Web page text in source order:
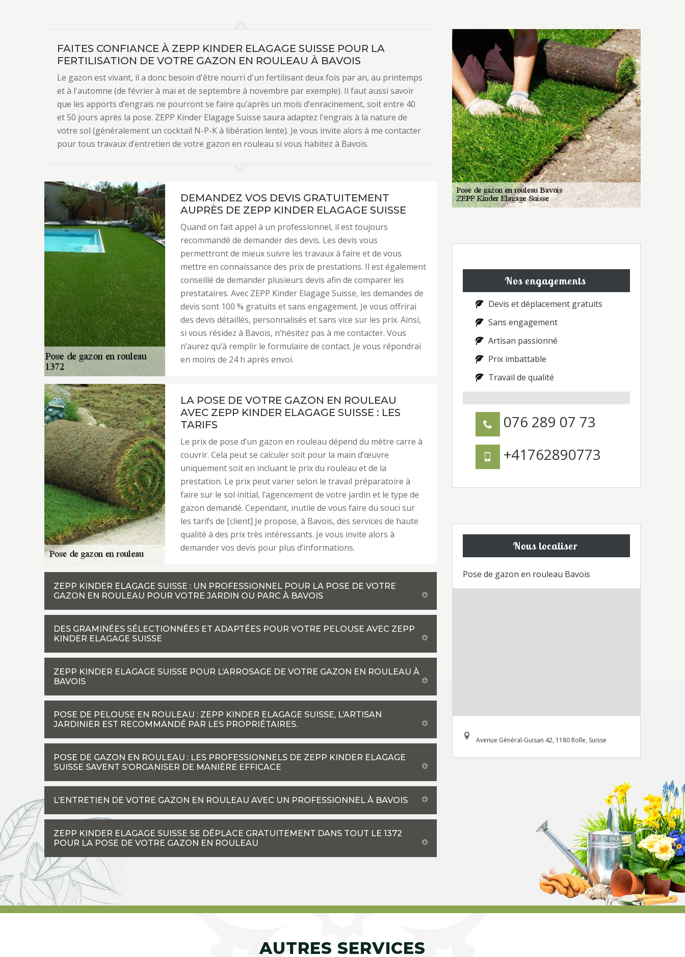
FAITES CONFIANCE À ZEPP KINDER ELAGAGE SUISSE POUR LA
FERTILISATION DE VOTRE GAZON EN ROULEAU À BAVOIS
Le gazon est vivant, il a donc besoin d'être nourri d'un fertilisant deux fois par an, au printemps
et à l'automne (de février à mai et de septembre à novembre par exemple). Il faut aussi savoir
que les apports d’engrais ne pourront se faire qu’après un mois d’enracinement, soit entre 40
et 50 jours après la pose. ZEPP Kinder Elagage Suisse saura adaptez l'engrais à la nature de
votre sol (généralement un cocktail N-P-K à libération lente). Je vous invite alors à me contacter
pour tous travaux d’entretien de votre gazon en rouleau si vous habitez à Bavois.
DEMANDEZ VOS DEVIS GRATUITEMENT
AUPRÈS DE ZEPP KINDER ELAGAGE SUISSE
Quand on fait appel à un professionnel, il est toujours
recommandé de demander des devis. Les devis vous
permettront de mieux suivre les travaux à faire et de vous
mettre en connaissance des prix de prestations. Il est également
conseillé de demander plusieurs devis afin de comparer les
prestataires. Avec ZEPP Kinder Elagage Suisse, les demandes de
devis sont 100 % gratuits et sans engagement. Je vous offrirai
des devis détaillés, personnalisés et sans vice sur les prix. Ainsi,
si vous résidez à Bavois, n’hésitez pas à me contacter. Vous
n’aurez qu’à remplir le formulaire de contact. Je vous répondrai
en moins de 24 h après envoi.
LA POSE DE VOTRE GAZON EN ROULEAU
AVEC ZEPP KINDER ELAGAGE SUISSE : LES
TARIFS
Le prix de pose d’un gazon en rouleau dépend du mètre carre à
couvrir. Cela peut se calculer soit pour la main d’œuvre
uniquement soit en incluant le prix du rouleau et de la
prestation. Le prix peut varier selon le travail préparatoire à
faire sur le sol initial, l’agencement de votre jardin et le type de
gazon demandé. Cependant, inutile de vous faire du souci sur
les tarifs de [client] Je propose, à Bavois, des services de haute
qualité à des prix très intéressants. Je vous invite alors à
demander vos devis pour plus d’informations.
ZEPP KINDER ELAGAGE SUISSE : UN PROFESSIONNEL POUR LA POSE DE VOTRE
GAZON EN ROULEAU POUR VOTRE JARDIN OU PARC À BAVOIS
DES GRAMINÉES SÉLECTIONNÉES ET ADAPTÉES POUR VOTRE PELOUSE AVEC ZEPP
KINDER ELAGAGE SUISSE
ZEPP KINDER ELAGAGE SUISSE POUR L’ARROSAGE DE VOTRE GAZON EN ROULEAU À
BAVOIS
POSE DE PELOUSE EN ROULEAU : ZEPP KINDER ELAGAGE SUISSE, L’ARTISAN
JARDINIER EST RECOMMANDÉ PAR LES PROPRIÉTAIRES.
POSE DE GAZON EN ROULEAU : LES PROFESSIONNELS DE ZEPP KINDER ELAGAGE
SUISSE SAVENT S’ORGANISER DE MANIÈRE EFFICACE
L’ENTRETIEN DE VOTRE GAZON EN ROULEAU AVEC UN PROFESSIONNEL À BAVOIS
ZEPP KINDER ELAGAGE SUISSE SE DÉPLACE GRATUITEMENT DANS TOUT LE 1372
POUR LA POSE DE VOTRE GAZON EN ROULEAU
Nos engagements
Devis et déplacement gratuits
Sans engagement
Artisan passionné
Prix imbattable
Travail de qualité
076 289 07 73
+41762890773
Nous localiser
Pose de gazon en rouleau Bavois
Avenue Général-Guisan 42, 1180 Rolle, Suisse
AUTRES SERVICES